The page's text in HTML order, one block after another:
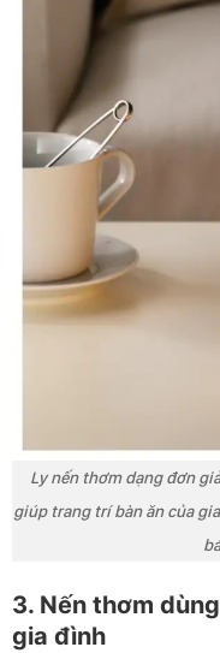
Ly nến thơm dạng đơn
giúp trang trí bàn ăn của
3. Nến thơm
gia đình